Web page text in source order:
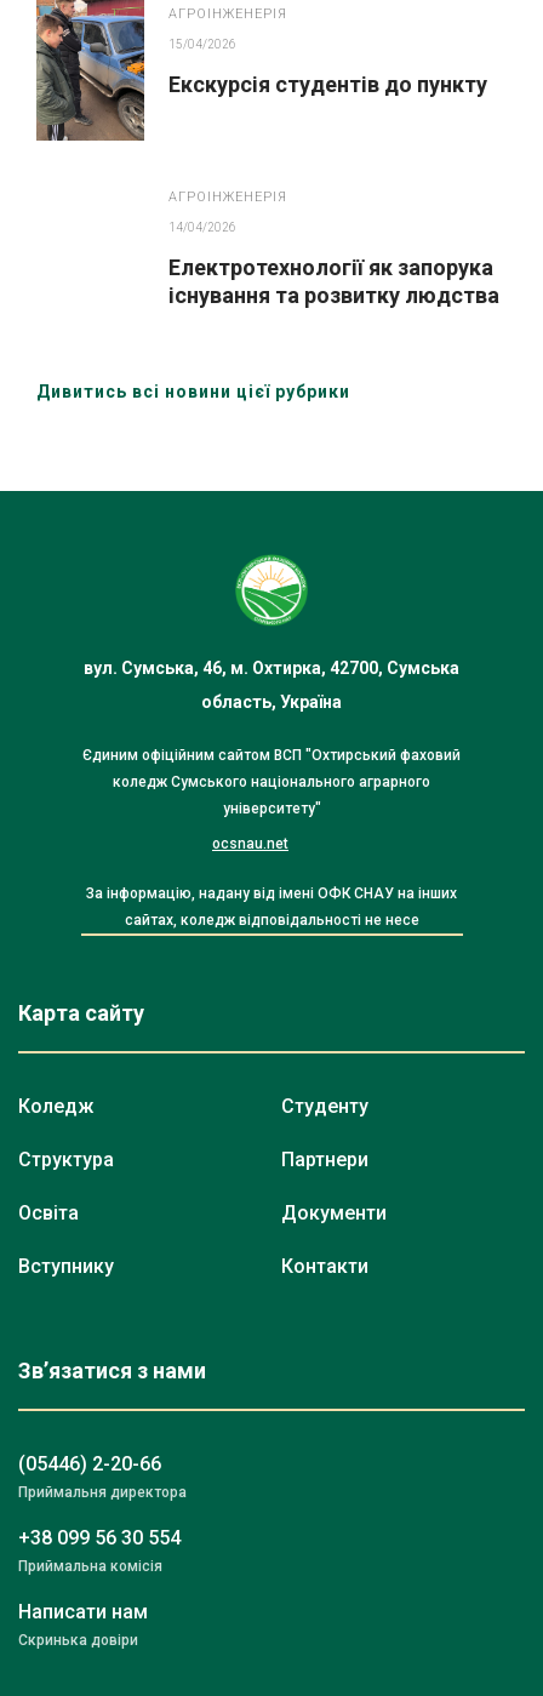
АГРОІНЖЕНЕРІЯ
15/04/2026
Екскурсія студентів до пункту
АГРОІНЖЕНЕРІЯ
14/04/2026
Електротехнології як запорука
існування та розвитку людства
Дивитись всі новини цієї рубрики
вул. Сумська, 46, м. Охтирка, 42700, Сумська
область, Україна
Єдиним офіційним сайтом ВСП "Охтирський фаховий
коледж Сумського національного аграрного
університету"
ocsnau.net
За інформацію, надану від імені ОФК СНАУ на інших
сайтах, коледж відповідальності не несе
Карта сайту
Коледж
Структура
Освіта
Вступнику
Студенту
Партнери
Документи
Контакти
Зв’язатися з нами
(05446) 2-20-66
Приймальня директора
+38 099 56 30 554
Приймальна комісія
Написати нам
Скринька довіри